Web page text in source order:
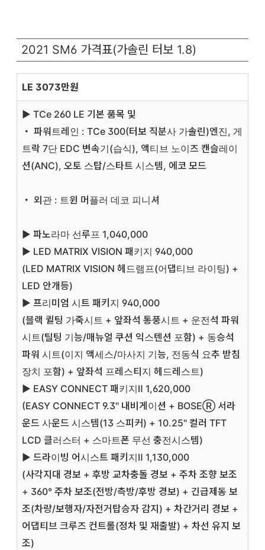
2021 SM6 가격표(가솔린 터보 1.8)
LE 3073만원
▶ TCe 260 LE 기본 품목 및
・ 파워트레인 : TCe 300(터보 직분사 가솔린)엔진, 게
트락 7단 EDC 변속기(습식), 액티브 노이즈 캔슬레이
션(ANC), 오토 스탑/스타트 시스템, 에코 모드
・ 외관 : 트윈 머플러 데코 피니셔
▶ 파노라마 선루프 1,040,000
▶ LED MATRIX VISION 패키지 940,000
(LED MATRIX VISION 헤드램프(어댑티브 라이팅) +
LED 안개등)
▶ 프리미엄 시트 패키지 940,000
(블랙 퀼팅 가죽시트 + 앞좌석 통풍시트 + 운전석 파워
시트(틸팅 기능/매뉴얼 쿠션 익스텐션 포함) + 동승석
파워 시트(이지 액세스/마사지 기능, 전동식 요추 받침
장치 포함) + 앞좌석 프레스티지 헤드레스트)
▶ EASY CONNECT 패키지Ⅱ 1,620,000
(EASY CONNECT 9.3" 내비게이션 + BOSEⓇ 서라
운드 사운드 시스템(13 스피커) + 10.25" 컬러 TFT
LCD 클러스터 + 스마트폰 무선 충전시스템)
▶ 드라이빙 어시스트 패키지Ⅱ 1,130,000
(사각지대 경보 + 후방 교차충돌 경보 + 주차 조향 보조
+ 360° 주차 보조(전방/측방/후방 경보) + 긴급제동 보
조(차량/보행자/자전거탑승자 감지) + 차간거리 경보 +
어댑티브 크루즈 컨트롤(정차 및 재출발) + 차선 유지 보
조)